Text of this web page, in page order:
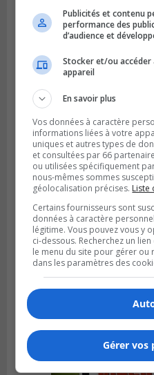
Publié le 5 août 2026 à 11h59
La Prairie loue des
jusqu’en avril 2027
LA PRAIRIE
Publié le 4 août 2026 à 15h50
Le mur du rempart
sa jeunesse
Publicités et contenu
performance des
d’audience et
Stocker et/ou
appareil
En savoir plus
Vos données à caractère
informations liées à votre
uniques et autres types de
et consultées par 66
ou utilisées spécifiquement
nous-mêmes sommes
géolocalisation précises. Liste
Certains fournisseurs sont
données à caractère
légitime. Vous pouvez vous y
ci-dessous. Recherchez un
le menu du site pour gérer
dans les paramètres des
Gérer vos